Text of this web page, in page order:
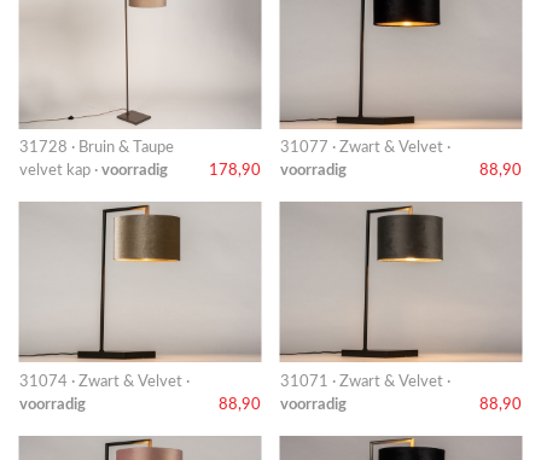
31728 · Bruin & Taupe
velvet kap · voorradig 178,90
31077 · Zwart & Velvet ·
voorradig
88,90
31074 · Zwart & Velvet ·
voorradig
88,90
31071 · Zwart & Velvet ·
voorradig
88,90